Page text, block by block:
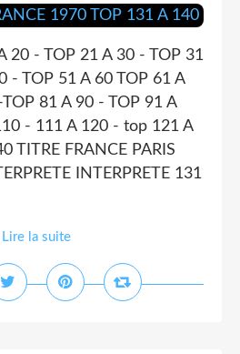
20 - TOP 21 A 30 - TOP 31
- TOP 51 A 60 TOP 61 A
81 A 90 - TOP 91 A
- 111 A 120 - top 121 A
TITRE FRANCE PARIS
INTERPRETE 131
Lire la suite